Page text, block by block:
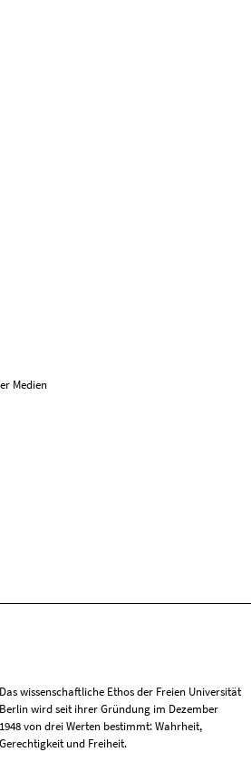
Medien
Das wissenschaftliche Ethos der Freien Universität
Berlin wird seit ihrer Gründung im Dezember
1948 von drei Werten bestimmt: Wahrheit,
Gerechtigkeit und Freiheit.